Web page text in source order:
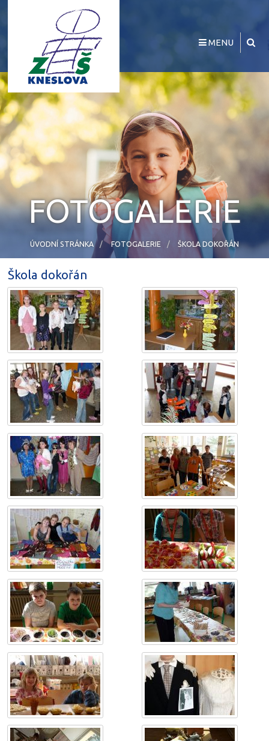
MENU
FOTOGALERIE
ÚVODNÍ STRÁNKA FOTOGALERIE ŠKOLA DOKOŘÁN
Škola dokořán